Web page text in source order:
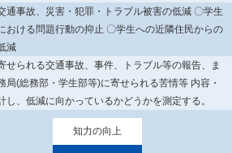
通事故、災害・犯罪・トラブル被害の低減 〇学生
おける問題行動の抑止 〇学生への近隣住民からの
減
せられる交通事故、事件、トラブル等の報告、ま
局(総務部・学生部等)に寄せられる苦情等 内容・
し、低減に向かっているかどうかを測定する。
知力の向上